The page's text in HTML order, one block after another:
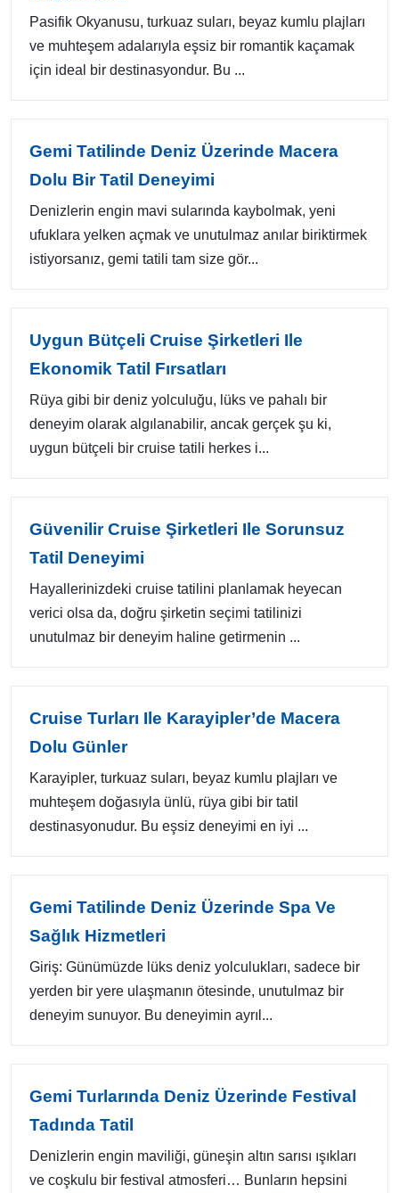
Pasifik Okyanusu, turkuaz suları, beyaz kumlu plajları
ve muhteşem adalarıyla eşsiz bir romantik kaçamak
için ideal bir destinasyondur. Bu ...
Gemi Tatilinde Deniz Üzerinde Macera
Dolu Bir Tatil Deneyimi
Denizlerin engin mavi sularında kaybolmak, yeni
ufuklara yelken açmak ve unutulmaz anılar biriktirmek
istiyorsanız, gemi tatili tam size gör...
Uygun Bütçeli Cruise Şirketleri Ile
Ekonomik Tatil Fırsatları
Rüya gibi bir deniz yolculuğu, lüks ve pahalı bir
deneyim olarak algılanabilir, ancak gerçek şu ki,
uygun bütçeli bir cruise tatili herkes i...
Güvenilir Cruise Şirketleri Ile Sorunsuz
Tatil Deneyimi
Hayallerinizdeki cruise tatilini planlamak heyecan
verici olsa da, doğru şirketin seçimi tatilinizi
unutulmaz bir deneyim haline getirmenin ...
Cruise Turları Ile Karayipler’de Macera
Dolu Günler
Karayipler, turkuaz suları, beyaz kumlu plajları ve
muhteşem doğasıyla ünlü, rüya gibi bir tatil
destinasyonudur. Bu eşsiz deneyimi en iyi ...
Gemi Tatilinde Deniz Üzerinde Spa Ve
Sağlık Hizmetleri
Giriş: Günümüzde lüks deniz yolculukları, sadece bir
yerden bir yere ulaşmanın ötesinde, unutulmaz bir
deneyim sunuyor. Bu deneyimin ayrıl...
Gemi Turlarında Deniz Üzerinde Festival
Tadında Tatil
Denizlerin engin maviliği, güneşin altın sarısı ışıkları
ve coşkulu bir festival atmosferi… Bunların hepsini